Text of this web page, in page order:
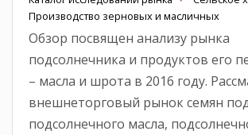
Производство зерновых и масличных
Обзор посвящен анализу рынка
подсолнечника и продуктов его
– масла и шрота в 2016 году.
внешнеторговый рынок семян
подсолнечного масла,